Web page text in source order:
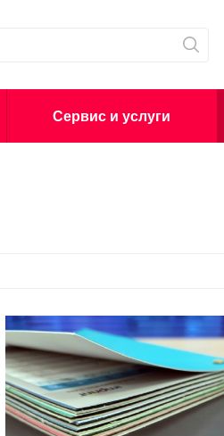
данных
Cервис и услуги